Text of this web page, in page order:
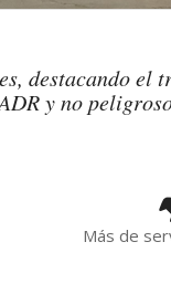
destacando el
y no
Más de